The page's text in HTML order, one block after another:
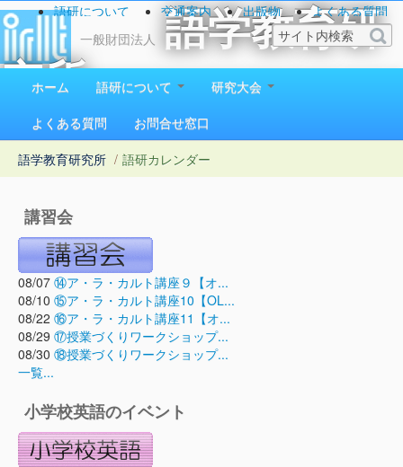
一般財団法人
語学教育研
究所
1923（大正12）年創立
語研について 交通案内 出版物
よくある質問
お問い合わせ
ホーム 語研について
研究大会
よくある質問
お問合せ窓口
語学教育研究所 / 語研カレンダー
講習会
08/07 ⑭ア・ラ・カルト講座９【オ...
08/10 ⑮ア・ラ・カルト講座10【OL...
08/22 ⑯ア・ラ・カルト講座11【オ...
08/29 ⑰授業づくりワークショップ...
08/30 ⑱授業づくりワークショップ...
一覧...
小学校英語のイベント